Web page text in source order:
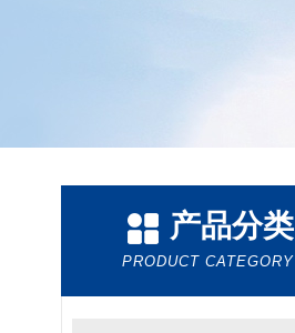
产品分类
PRODUCT CATEGORY